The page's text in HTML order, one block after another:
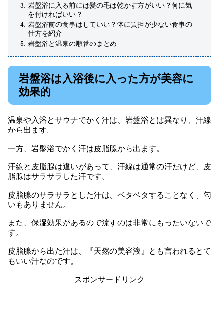
岩盤浴に入る前には髪の毛は乾かす方がいい？何に気
を付ければいい？
岩盤浴前の食事はしていい？体に負担が少ない食事の
仕方を紹介
岩盤浴と温泉の順番のまとめ
岩盤浴は入浴後に入った方が美容に
効果的
温泉や入浴とサウナでかく汗は、岩盤浴とは異なり、汗線
から出ます。
一方、岩盤浴でかく汗は皮脂腺から出ます。
汗線と皮脂腺は違いがあって、汗線は通常の汗だけど、皮
脂腺はサラサラした汗です。
皮脂腺のサラサラとした汗は、ベタベタすることなく、匂
いもありません。
また、保湿効果があるので流すのは非常にもったいないで
す。
皮脂腺から出た汗は、『天然の美容液』とも言われるとて
もいい汗なのです。
スポンサードリンク